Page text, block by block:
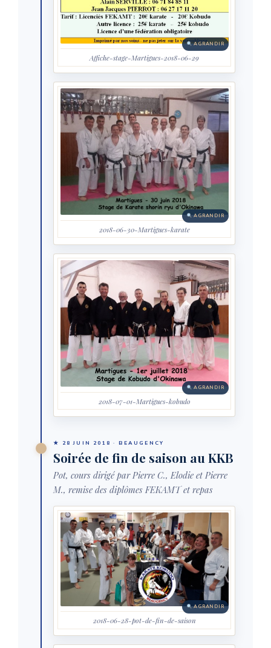
AGRANDIR
Affiche-stage-Martigues-2018-06-29
AGRANDIR
2018-06-30-Martigues-karate
AGRANDIR
2018-07-01-Martigues-kobudo
★ 28 JUIN 2018 · BEAUGENCY
Soirée de fin de saison au KKB
Pot, cours dirigé par Pierre C., Elodie et Pierre
M., remise des diplômes FEKAMT et repas
AGRANDIR
2018-06-28-pot-de-fin-de-saison